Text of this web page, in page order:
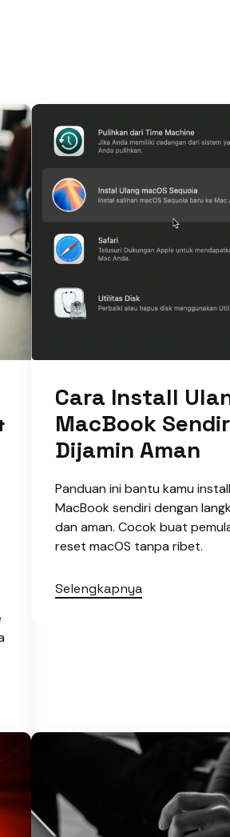
Cara Install
MacBook
Dijamin Aman
Panduan ini bantu kamu
MacBook sendiri dengan
dan aman. Cocok buat
reset macOS tanpa ribet.
Selengkapnya